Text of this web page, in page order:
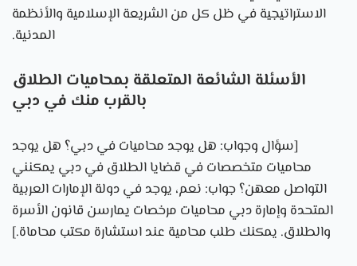
الاستراتيجية في ظل كل من الشريعة الإسلامية والأنظمة
المدنية.
الأسئلة الشائعة المتعلقة بمحاميات الطلاق
بالقرب منك في دبي
[سؤال وجواب: هل يوجد محاميات في دبي؟ هل يوجد
محاميات متخصصات في قضايا الطلاق في دبي يمكنني
التواصل معهن؟ جواب: نعم، يوجد في دولة الإمارات العربية
المتحدة وإمارة دبي محاميات مرخصات يمارسن قانون الأسرة
والطلاق. يمكنك طلب محامية عند استشارة مكتب محاماة.]